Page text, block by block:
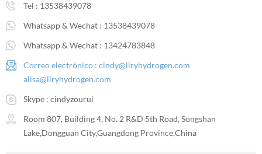
Tel : 13538439078
Whatsapp & Wechat : 13538439078
Whatsapp & Wechat : 13424783848
Correo electrónico : cindy@liryhydrogen.com
alisa@liryhydrogen.com
Skype : cindyzourui
Room 807, Building 4, No. 2 R&D 5th Road, Songshan
Lake,Dongguan City,Guangdong Province,China